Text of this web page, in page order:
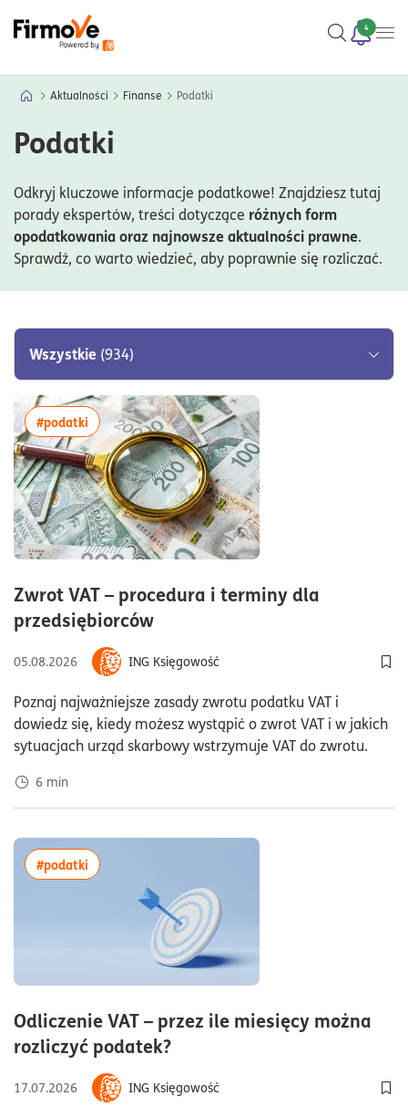
4
Aktualności Finanse Podatki
Podatki
Odkryj kluczowe informacje podatkowe! Znajdziesz tutaj
porady ekspertów, treści dotyczące różnych form
opodatkowania oraz najnowsze aktualności prawne.
Sprawdź, co warto wiedzieć, aby poprawnie się rozliczać.
Wszystkie (934)
Rozwiń/Zwiń
Prawo(43)
Prawo pracy(16)
Prawo gospodarcze(8)
Prawa konsumenta(3)
(16)
Marketing(151)
E-commerce(20)
Finanse (301)
Finansowanie działalności gospodarczej
Podatki(153)
ZUS(41)
Rozwiń/Zwiń
Biznes
Logistyka
Założenie firmy (64)
(3)
Prowadzenie firmy(209)
AI w biznesie
Zwrot VAT – procedura i terminy dla
przedsiębiorcówczas czytania6minuty
05.08.2026
ING Księgowość
Poznaj najważniejsze zasady zwrotu podatku VAT i
dowiedz się, kiedy możesz wystąpić o zwrot VAT i w jakich
sytuacjach urząd skarbowy wstrzymuje VAT do zwrotu.
6 min
#podatki więcej artykułów z tagiem:#podatki
Odliczenie VAT – przez ile miesięcy można
rozliczyć podatek?czas czytania6minuty
17.07.2026
ING Księgowość
#podatki więcej artykułów z tagiem:#podatki